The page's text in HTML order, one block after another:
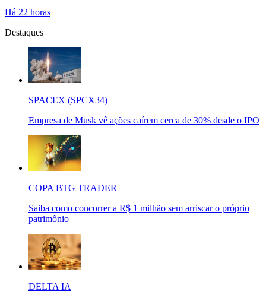
Há 22 horas
Destaques
SPACEX (SPCX34)
Empresa de Musk vê ações caírem cerca de 30% desde o IPO
COPA BTG TRADER
Saiba como concorrer a R$ 1 milhão sem arriscar o próprio
patrimônio
DELTA IA